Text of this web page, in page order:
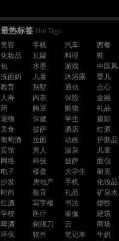
最热标签-Hot Tags
美容
手机 汽车
西餐
化妆品
瓦罐 料理
鞋
包
水墨 游戏
中国风
洗面奶
儿童 沐浴露
婴儿
教育
别墅 通信
点心
人寿
内衣 保险
金融
药
胸罩 购物
礼品
宠物
保健 学生
摄影
美食
披萨 酒店
红酒
葡萄酒
拉面 动画
护肤品
宾馆
男人 温泉
儿童
网络
科技 披萨
面包
电子
楼盘 大学生
耐克
沙发
房地产 手机
化妆品
时尚
教育 礼品
矿泉水
红酒
写字楼 书法
婚纱
学校
医疗 瑜伽
建筑
啤酒
剃须刀 云
商场
环保
软件 笔记本
牛奶